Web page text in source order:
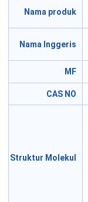
Nama produk
Nama Inggeris
MF
CAS NO
Struktur Molekul